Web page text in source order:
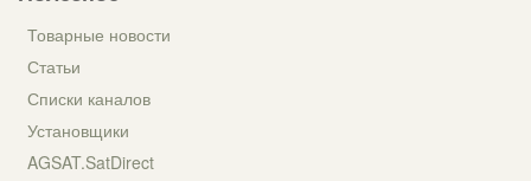
Товарные новости
Статьи
Списки каналов
Установщики
AGSAT.SatDirect